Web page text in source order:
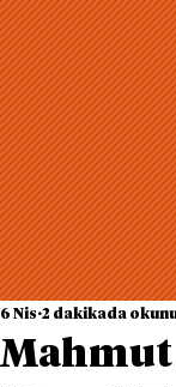
Mahmut
6 Nis 2 dakikada